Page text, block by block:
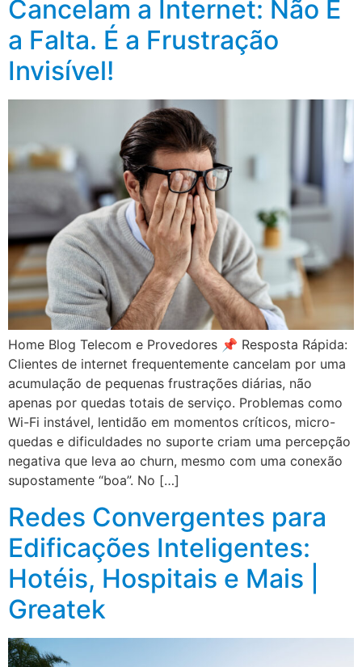
Cancelam a Internet: Não É
a Falta. É a Frustração
Invisível!
Home Blog Telecom e Provedores 📌 Resposta Rápida:
Clientes de internet frequentemente cancelam por uma
acumulação de pequenas frustrações diárias, não
apenas por quedas totais de serviço. Problemas como
Wi-Fi instável, lentidão em momentos críticos, micro-
quedas e dificuldades no suporte criam uma percepção
negativa que leva ao churn, mesmo com uma conexão
supostamente “boa”. No […]
Redes Convergentes para
Edificações Inteligentes:
Hotéis, Hospitais e Mais |
Greatek